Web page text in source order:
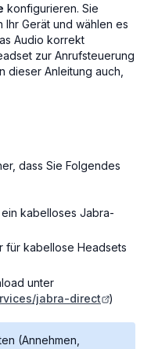
konfigurieren. Sie
Ihr Gerät und wählen es
Audio korrekt
zur Anrufsteuerung
dieser Anleitung auch,
dass Sie Folgendes
kabelloses Jabra-
für kabellose Headsets
unter
jabra-direct
)
(Annehmen,